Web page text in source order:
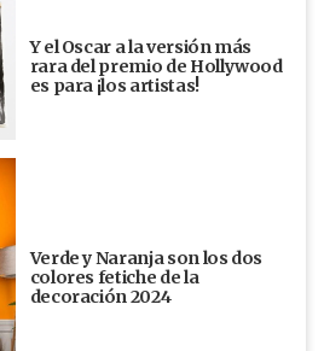
Y el Oscar a la versión más
rara del premio de Hollywood
es para ¡los artistas!
Verde y Naranja son los dos
colores fetiche de la
decoración 2024